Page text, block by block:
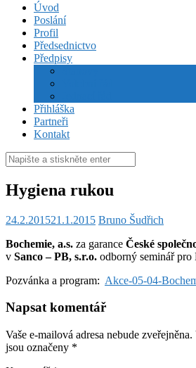
Úvod
Poslání
Profil
Předsednictvo
Předpisy
Přihláška
Partneři
Kontakt
Hledat:
Hygiena rukou
24.2.201521.1.2015 Bruno Šudřich
Bochemie, a.s. za garance České
v Sanco – PB, s.r.o. odborný seminář pro
Pozvánka a program: Akce-05-04-
Napsat komentář
Vaše e-mailová adresa nebude zveřejněna.
jsou označeny *